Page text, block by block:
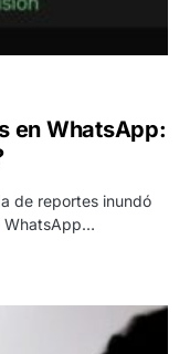
en WhatsApp:
de reportes inundó
WhatsApp…